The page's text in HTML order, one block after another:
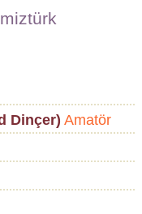
Dinçer) Amatör